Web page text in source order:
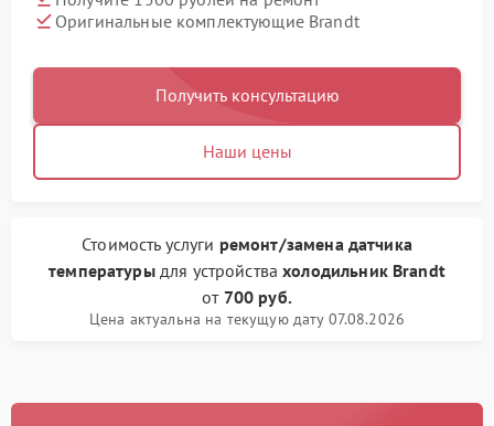
Оригинальные комплектующие Brandt
Получить консультацию
Наши цены
Стоимость услуги ремонт/замена датчика
температурыдля устройствахолодильник Brandt
от 700 руб.
Цена актуальна на текущую дату 07.08.2026